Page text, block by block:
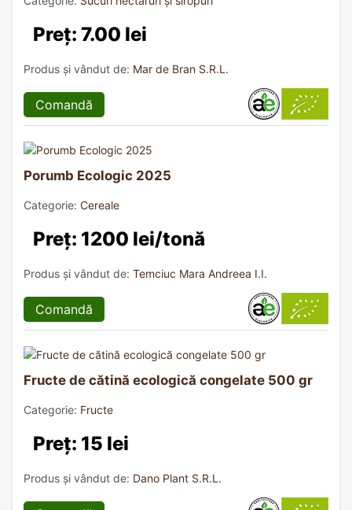
Preț: 7.00 lei
Produs și vândut de: Mar de Bran S.R.L.
Comandă
Porumb Ecologic 2025
Categorie: Cereale
Preț: 1200 lei/tonă
Produs și vândut de: Temciuc Mara Andreea I.I.
Comandă
Fructe de cătină ecologică congelate 500 gr
Categorie: Fructe
Preț: 15 lei
Produs și vândut de: Dano Plant S.R.L.